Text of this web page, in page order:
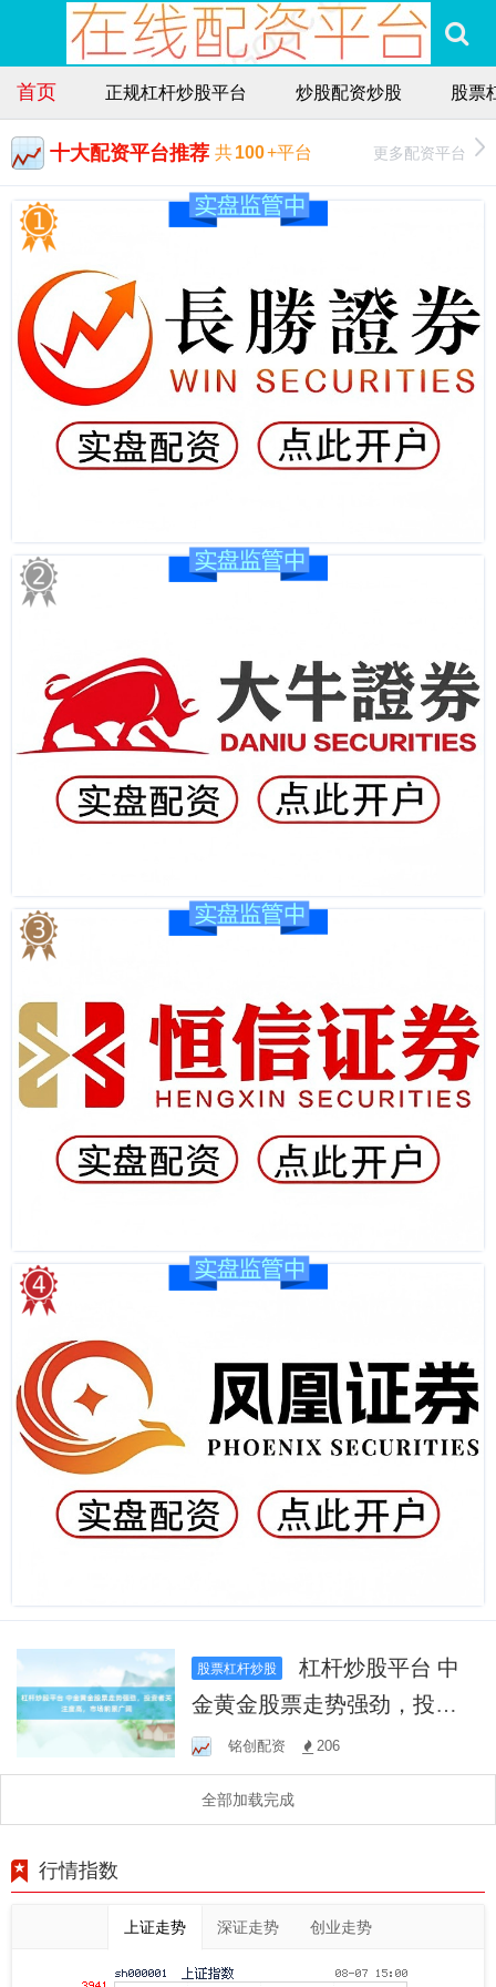
首页 正规杠杆炒股平台 炒股配资炒股 股票
十大配资平台推荐 共100+平台 更多配资平台
股票杠杆炒股
杠杆炒股平台 中
金黄金股票走势强劲，投资
者关注度高，市场前景广阔
铭创配资 206
全部加载完成
行情指数
上证走势 深证走势 创业走势